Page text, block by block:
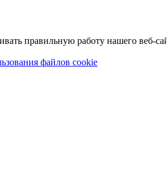
правильную работу нашего веб-
файлов cookie